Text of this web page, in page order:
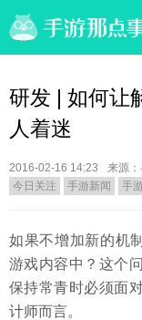
研发 | 如何让
人着迷
2016-02-16 14:23
来源：
今日关注
手游新闻 手
如果不增加新的机
游戏内容中？这个
保持常青时必须面
计师而言。